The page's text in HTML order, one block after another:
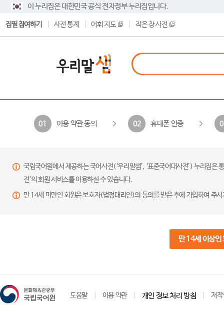
이 누리집은 대한민국 공식 전자정부 누리집입니다.
집필 참여하기 사전 통계 어휘 지도 작은 창 사전
01 이용 약관 동의 02 휴대폰 인증
국립국어원에서 제공하는 국어사전(‘우리말샘’, ‘표준국어대사전’) 누리집
전’의 회원 서비스를 이용하실 수 있습니다.
만 14세 미만인 회원은 보호자(법정대리인)의 동의를 받은 후에 가입하여 주
만 14세 이상인
도움말 이용 약관 개인 정보 처리 방침 저